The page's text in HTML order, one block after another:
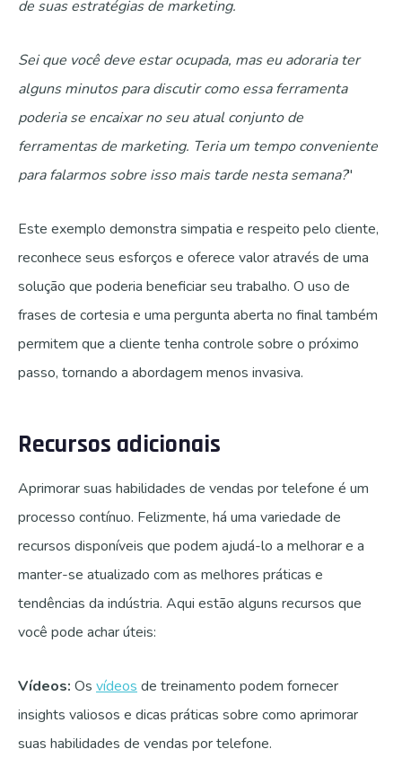
de suas estratégias de marketing.
Sei que você deve estar ocupada, mas eu adoraria ter
alguns minutos para discutir como essa ferramenta
poderia se encaixar no seu atual conjunto de
ferramentas de marketing. Teria um tempo conveniente
para falarmos sobre isso mais tarde nesta semana?"
Este exemplo demonstra simpatia e respeito pelo cliente,
reconhece seus esforços e oferece valor através de uma
solução que poderia beneficiar seu trabalho. O uso de
frases de cortesia e uma pergunta aberta no final também
permitem que a cliente tenha controle sobre o próximo
passo, tornando a abordagem menos invasiva.
Recursos adicionais
Aprimorar suas habilidades de vendas por telefone é um
processo contínuo. Felizmente, há uma variedade de
recursos disponíveis que podem ajudá-lo a melhorar e a
manter-se atualizado com as melhores práticas e
tendências da indústria. Aqui estão alguns recursos que
você pode achar úteis:
Vídeos: Os vídeos de treinamento podem fornecer
insights valiosos e dicas práticas sobre como aprimorar
suas habilidades de vendas por telefone.